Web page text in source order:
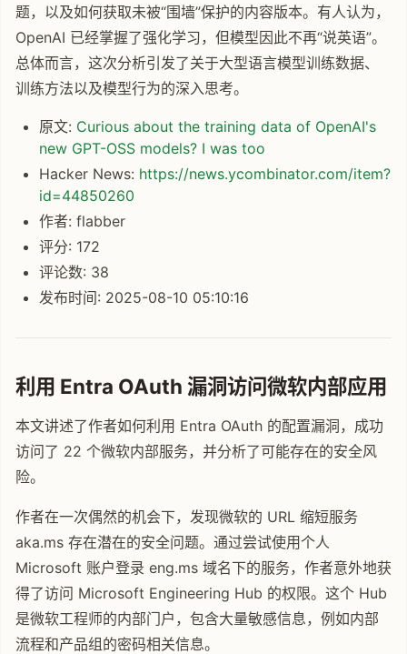
题，以及如何获取未被“围墙”保护的内容版本。有人认为，
OpenAI 已经掌握了强化学习，但模型因此不再“说英语”。
总体而言，这次分析引发了关于大型语言模型训练数据、
训练方法以及模型行为的深入思考。
原文: Curious about the training data of OpenAI's
new GPT-OSS models? I was too
Hacker News: https://news.ycombinator.com/item?
id=44850260
作者: flabber
评分: 172
评论数: 38
发布时间: 2025-08-10 05:10:16
利用 Entra OAuth 漏洞访问微软内部应用
本文讲述了作者如何利用 Entra OAuth 的配置漏洞，成功
访问了 22 个微软内部服务，并分析了可能存在的安全风
险。
作者在一次偶然的机会下，发现微软的 URL 缩短服务
aka.ms 存在潜在的安全问题。通过尝试使用个人
Microsoft 账户登录 eng.ms 域名下的服务，作者意外地获
得了访问 Microsoft Engineering Hub 的权限。这个 Hub
是微软工程师的内部门户，包含大量敏感信息，例如内部
流程和产品组的密码相关信息。